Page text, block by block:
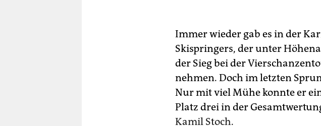
Immer wieder gab es in der
Skispringers, der unter
der Sieg bei der
nehmen. Doch im letzten
Nur mit viel Mühe konnte er
Platz drei in der
Kamil Stoch.